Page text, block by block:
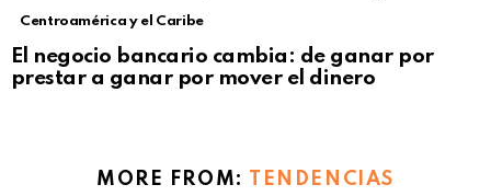
Centroamérica y el Caribe
El negocio bancario cambia: de ganar por
prestar a ganar por mover el dinero
MORE FROM: TENDENCIAS